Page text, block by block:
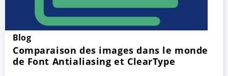
Blog
Comparaison des images dans le monde
de Font Antialiasing et ClearType
ACCEPTER PARAMETRER REFUSER